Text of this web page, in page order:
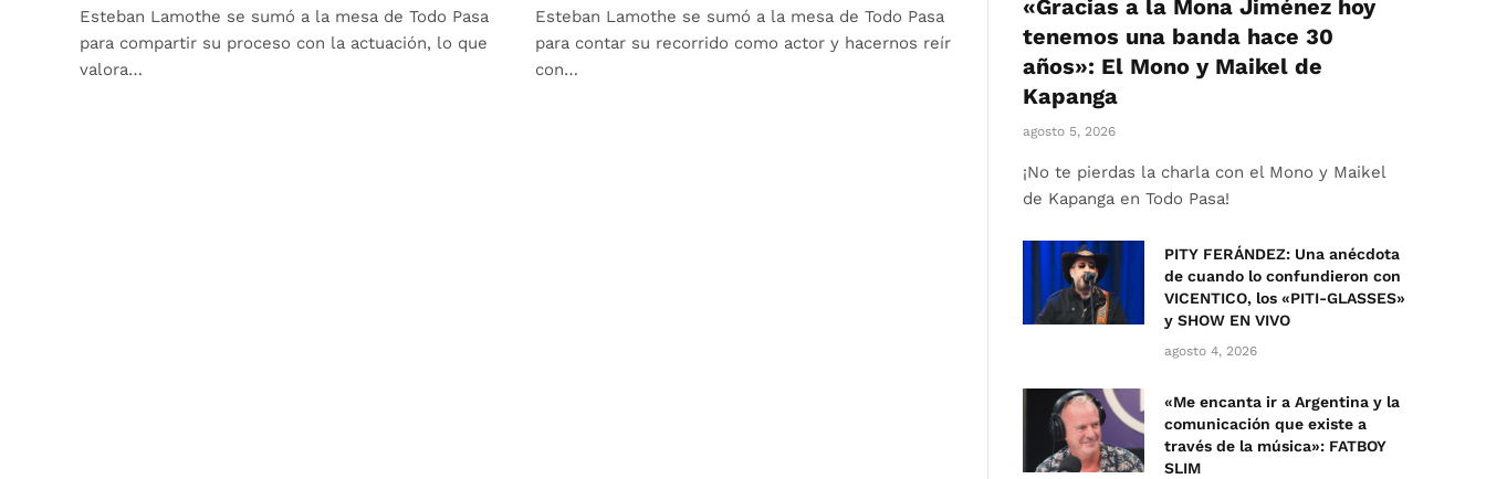
Esteban Lamothe se sumó a la mesa de Todo Pasa
para compartir su proceso con la actuación, lo que
valora…
Esteban Lamothe se sumó a la mesa de Todo Pasa
para contar su recorrido como actor y hacernos reír
con…
«Gracias a la Mona Jiménez hoy
tenemos una banda hace 30
años»: El Mono y Maikel de
Kapanga
agosto 5, 2026
¡No te pierdas la charla con el Mono y Maikel
de Kapanga en Todo Pasa!
PITY FERÁNDEZ: Una anécdota
de cuando lo confundieron con
VICENTICO, los «PITI-GLASSES»
y SHOW EN VIVO
agosto 4, 2026
«Me encanta ir a Argentina y la
comunicación que existe a
través de la música»: FATBOY
SLIM